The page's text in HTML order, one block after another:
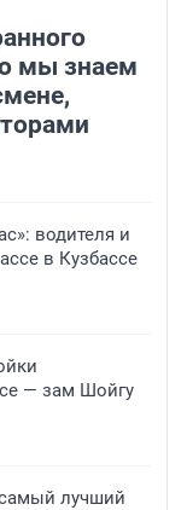
мы знаем
водителя и
в Кузбассе
— зам Шойгу
лучший